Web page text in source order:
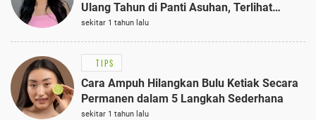
Ulang Tahun di Panti Asuhan, Terlihat
Anggun dengan Kaftan Cokelat
sekitar 1 tahun lalu
TIPS
Cara Ampuh Hilangkan Bulu Ketiak Secara
Permanen dalam 5 Langkah Sederhana
sekitar 1 tahun lalu